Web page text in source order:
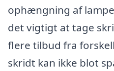
ophængning af
det vigtigt at tage
flere tilbud fra
skridt kan ikke blot